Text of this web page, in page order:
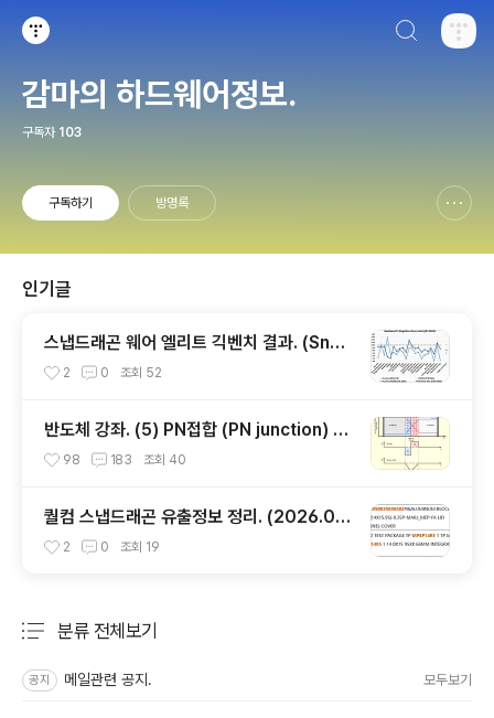
감마의 하드웨어정보.
구독자 103
구독하기 방명록
인기글
스냅드래곤 웨어 엘리트 긱벤치 결과. (Snap
dragon Wear Elite, SW6100?)
2 0 조회 52
반도체 강좌. (5) PN접합 (PN junction) 개
념편.
98 183 조회 40
퀄컴 스냅드래곤 유출정보 정리. (2026.05.
15.)
2 0 조회 19
분류 전체보기
공지 메일관련 공지. 모두보기